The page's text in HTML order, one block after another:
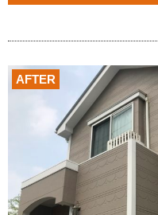
AFTER